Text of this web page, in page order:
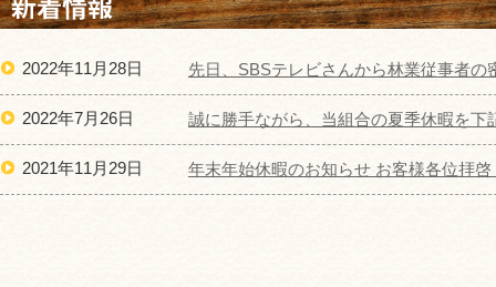
2022年11月28日 先日、SBSテレビさんから林業従事者
2022年7月26日 誠に勝手ながら、当組合の夏季休暇を
2021年11月29日 年末年始休暇のお知らせ お客様各位拝